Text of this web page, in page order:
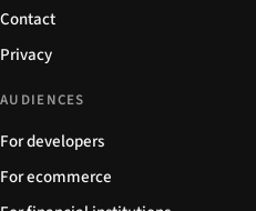
Contact
Privacy
AUDIENCES
For developers
For ecommerce